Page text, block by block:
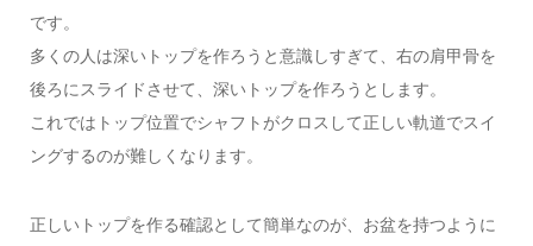
です。
多くの人は深いトップを作ろうと意識しすぎて、右の肩甲骨を
後ろにスライドさせて、深いトップを作ろうとします。
これではトップ位置でシャフトがクロスして正しい軌道でスイ
ングするのが難しくなります。
正しいトップを作る確認として簡単なのが、お盆を持つように